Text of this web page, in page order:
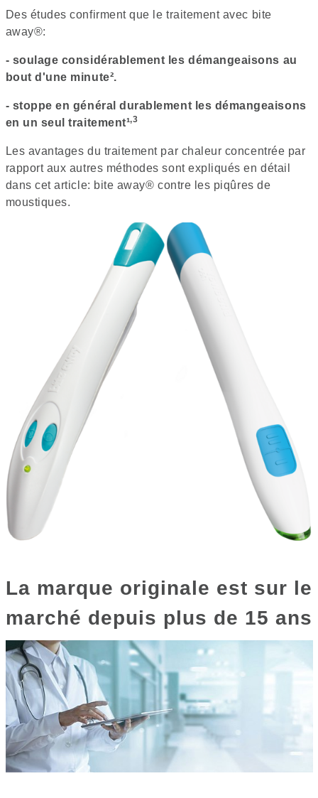
Des études confirment que le traitement avec bite
away®:
- soulage considérablement les démangeaisons au
bout d'une minute².
- stoppe en général durablement les démangeaisons
en un seul traitement¹,3
Les avantages du traitement par chaleur concentrée par
rapport aux autres méthodes sont expliqués en détail
dans cet article: bite away® contre les piqûres de
moustiques.
La marque originale est sur le
marché depuis plus de 15 ans